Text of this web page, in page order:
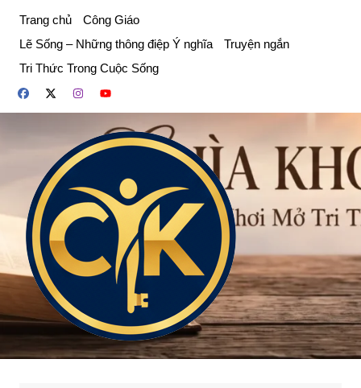
phần
dung
Trang chủ
Công Giáo
Lẽ Sống – Những thông điệp Ý nghĩa
Truyện ngắn
Tri Thức Trong Cuộc Sống